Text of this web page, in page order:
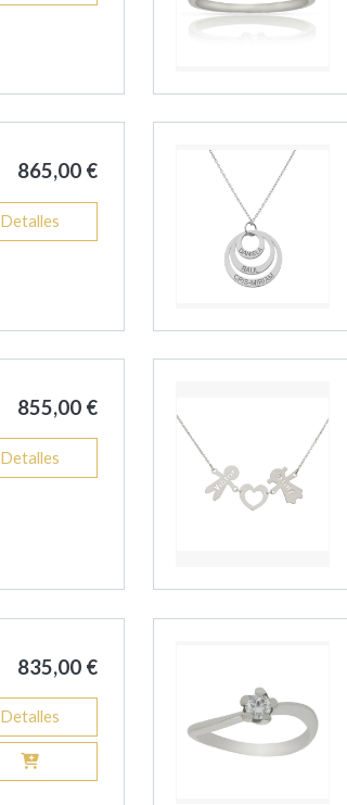
865,00 €
Detalles
855,00 €
Detalles
835,00 €
Detalles